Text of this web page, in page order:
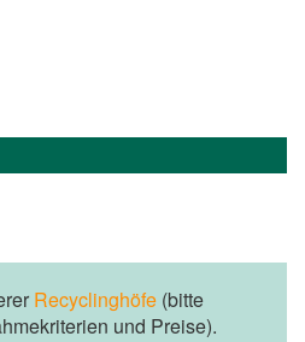
Recyclinghöfe (bitte
und Preise).